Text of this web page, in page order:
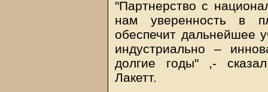
"Партнерство с
нам уверенность в
обеспечит дальнейшее
индустриально –
долгие годы" ,-
Лакетт.